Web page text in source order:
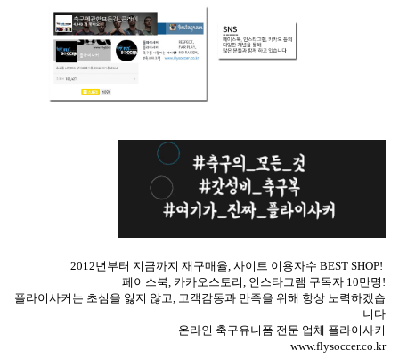
2012년부터 지금까지 재구매율, 사이트 이용자수 BEST SHOP!
페이스북, 카카오스토리, 인스타그램 구독자 10만명!
플라이사커는 초심을 잃지 않고, 고객감동과 만족을 위해 항상 노력하겠습
니다
온라인 축구유니폼 전문 업체 플라이사커
www.flysoccer.co.kr